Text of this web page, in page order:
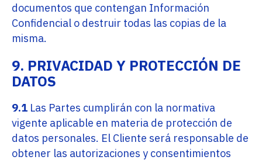
documentos que contengan Información
Confidencial o destruir todas las copias de la
misma.
9. PRIVACIDAD Y PROTECCIÓN DE
DATOS
9.1 Las Partes cumplirán con la normativa
vigente aplicable en materia de protección de
datos personales. El Cliente será responsable de
obtener las autorizaciones y consentimientos